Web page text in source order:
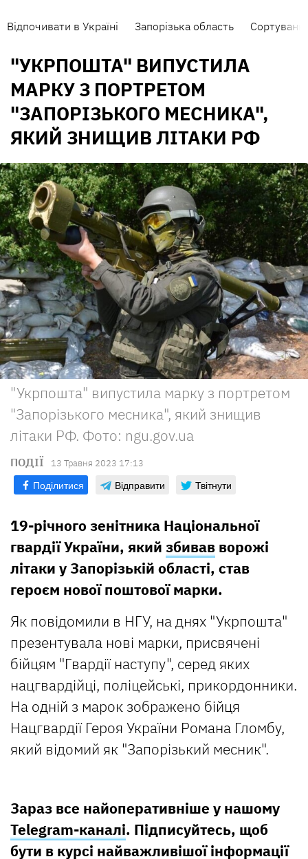
Відпочивати в Україні Запорізька область
"УКРПОШТА" ВИПУСТИЛА
МАРКУ З ПОРТРЕТОМ
"ЗАПОРІЗЬКОГО МЕСНИКА",
ЯКИЙ ЗНИЩИВ ЛІТАКИ РФ
"Укрпошта" випустила марку з портретом
"Запорізького месника", який знищив
літаки РФ. Фото: ngu.gov.ua
ПОДІЇ 13 Травня 2023 17:13
Поділитися Відправити Твітнути
19-річного зенітника Національної
гвардії України, який збивав ворожі
літаки у Запорізькій області, став
героєм нової поштової марки.
Як повідомили в НГУ, на днях "Укрпошта"
презентувала нові марки, присвячені
бійцям "Гвардії наступу", серед яких
нацгвардійці, поліцейські, прикордонники.
На одній з марок зображено бійця
Нацгвардії Героя України Романа Гломбу,
який відомий як "Запорізький месник".
Зараз все найоперативніше у нашому
Telegram-каналі. Підписуйтесь, щоб
бути в курсі найважливішої інформації